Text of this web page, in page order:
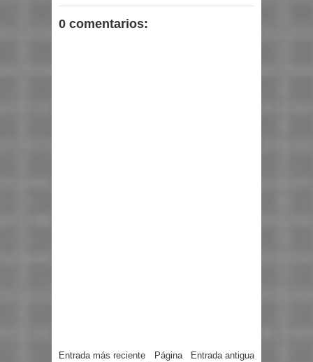
0 comentarios:
Entrada más reciente Entrada antigua
Página